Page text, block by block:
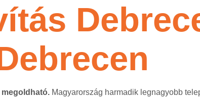
Magyarország harmadik legnagyobb